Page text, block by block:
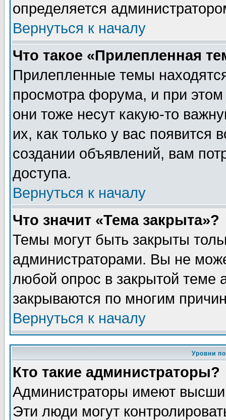
определяется
Вернуться к началу
Что такое «Прилепленная
Прилепленные темы
просмотра форума, и при
они тоже несут какую-то
их, как только у вас появится
создании объявлений, вам
доступа.
Вернуться к началу
Что значит «Тема закрыта»?
Темы могут быть закрыты
администраторами. Вы не
любой опрос в закрытой теме
закрываются по многим
Вернуться к началу
Уровни
Кто такие администраторы?
Администраторы имеют
Эти люди могут